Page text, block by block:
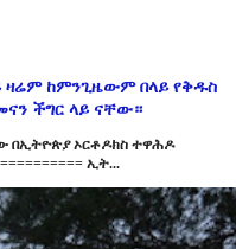
ዛሬም ከምንጊዜውም በላይ የቅዱስ
ችግር ላይ ናቸው።
በኢትዮጵያ ኦርቶዶክስ ተዋሕዶ
ኢት...